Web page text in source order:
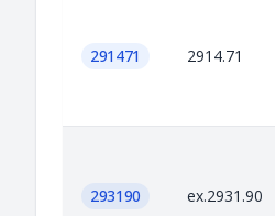
291471 2914.71
293190 ex.2931.90